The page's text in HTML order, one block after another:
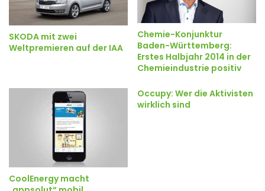
SKODA mit zwei
Weltpremieren auf der IAA
Chemie-Konjunktur
Baden-Württemberg:
Erstes Halbjahr 2014 in der
Chemieindustrie positiv
CoolEnergy macht
Occupy: Wer die Aktivisten
wirklich sind